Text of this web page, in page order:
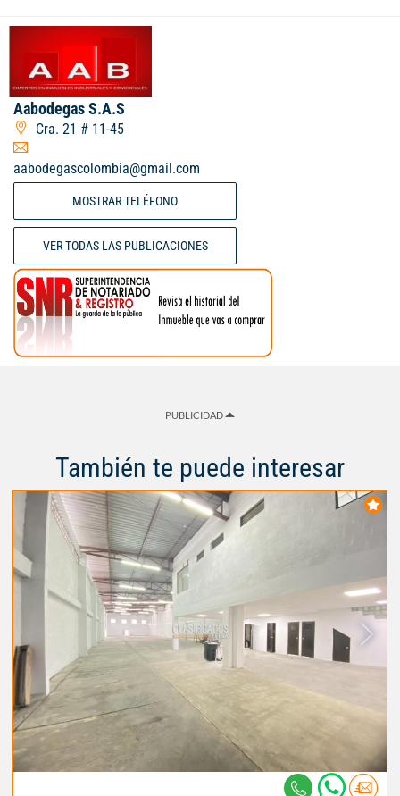
Aabodegas S.A.S
Cra. 21 # 11-45
aabodegascolombia@gmail.com
MOSTRAR TELÉFONO
VER TODAS LAS PUBLICACIONES
PUBLICIDAD
También te puede interesar